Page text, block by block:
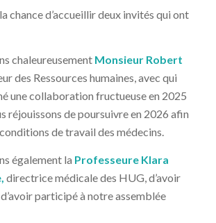
chance d’accueillir deux invités qui ont
chaleureusement Monsieur Robert
des Ressources humaines, avec qui
une collaboration fructueuse en 2025
réjouissons de poursuivre en 2026 afin
de travail des médecins.
également la Professeure Klara
directrice médicale des HUG, d’avoir
participé à notre assemblée